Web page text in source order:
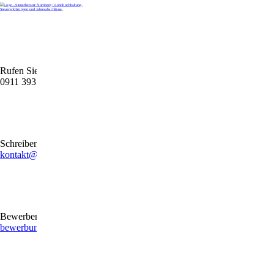
Rufen Sie uns gerne an
0911 39372790
Schreiben Sie uns gerne eine E-Mail
kontakt@stb-becker-zeiler.de
Bewerben Sie sich online oder per E-Mail
bewerbung@stb-becker-zeiler.de